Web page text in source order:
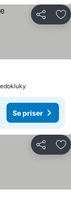
Dela
Se priser
Dela